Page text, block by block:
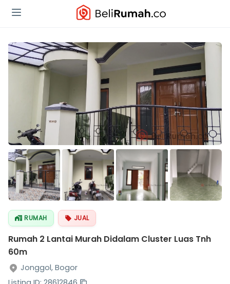
RUMAH JUAL
Rumah 2 Lantai Murah Didalam Cluster Luas Tnh
60m
Jonggol, Bogor